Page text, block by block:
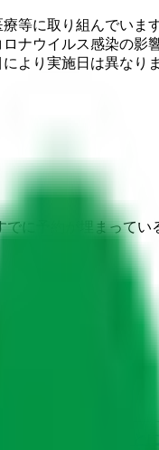
等に取り組んでい
ナウイルス感染の
より実施日は異な
に予約が埋まって
ら調べ、結果をもと